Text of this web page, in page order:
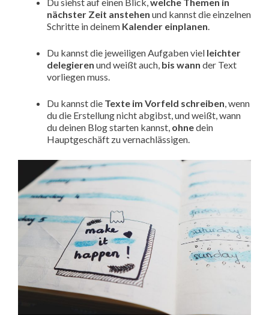
nächster Zeit anstehen und kannst die einzelnen
Schritte in deinem Kalender einplanen.
Du kannst die jeweiligen Aufgaben viel leichter
delegieren und weißt auch, bis wann der Text
vorliegen muss.
Du kannst die Texte im Vorfeld schreiben, wenn
du die Erstellung nicht abgibst, und weißt, wann
du deinen Blog starten kannst, ohnedein
Hauptgeschäft zu vernachlässigen.